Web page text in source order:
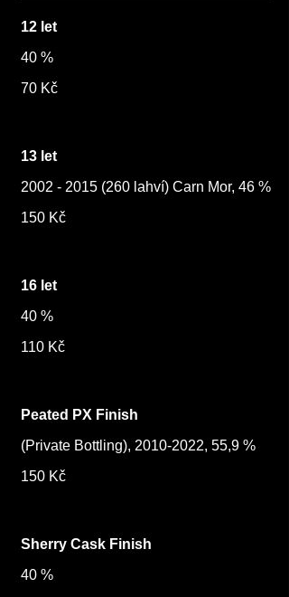
12 let
40 %
70 Kč
13 let
2002 - 2015 (260 lahví) Carn Mor, 46 %
150 Kč
16 let
40 %
110 Kč
Peated PX Finish
(Private Bottling), 2010-2022, 55,9 %
150 Kč
Sherry Cask Finish
40 %